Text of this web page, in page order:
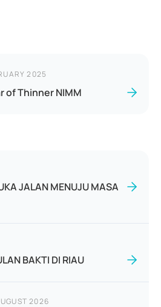
2025
of Thinner NIMM
JALAN MENUJU MASA
BAKTI DI RIAU
2026